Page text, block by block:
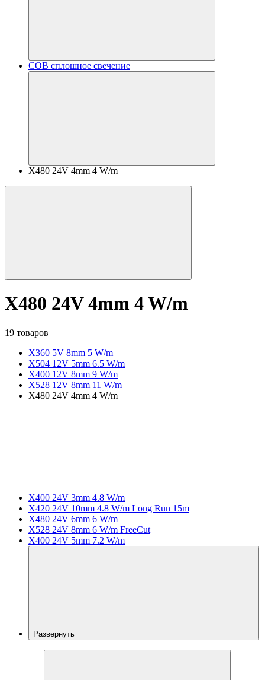
COB сплошное свечение
X480 24V 4mm 4 W/m
X480 24V 4mm 4 W/m
19 товаров
X360 5V 8mm 5 W/m
X504 12V 5mm 6.5 W/m
X400 12V 8mm 9 W/m
X528 12V 8mm 11 W/m
X480 24V 4mm 4 W/m
X400 24V 3mm 4.8 W/m
X420 24V 10mm 4.8 W/m Long Run 15m
X480 24V 6mm 6 W/m
X528 24V 8mm 6 W/m FreeCut
X400 24V 5mm 7.2 W/m
Развернуть